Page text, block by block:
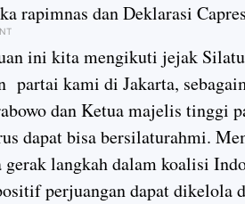
rapimnas dan Deklarasi
ini kita mengikuti jejak
partai kami di Jakarta,
dan Ketua majelis tinggi
dapat bisa bersilaturahmi.
gerak langkah dalam koalisi
perjuangan dapat dikelola